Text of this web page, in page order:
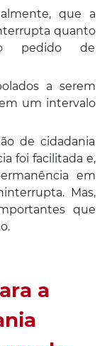
que a
quanto
pedido de
a serem
um intervalo
de cidadania
foi facilitada e,
em
Mas,
que
a